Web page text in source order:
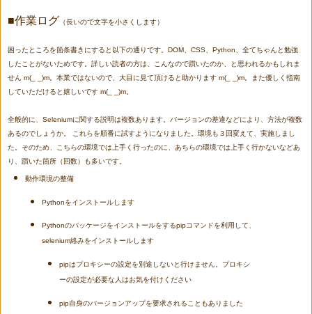
■作業ログ （長いので文字を小さくします）
困ったところを箇条書きにすると以下の通りです。DOM、CSS、Python、全てちゃんと勉強
したことがないためです。詳しい読者の方は、こんなので躓いたのか、と思われるかもしれま
せん m(_ _)m。本業ではないので、大目に見て頂けると助かります m(_ _)m 。また優しく指南
していただけると嬉しいです m(_ _)m
全般的に、Seleniumに関する説明は複数あります。バージョンの差違などにより、方法が複数
あるのでしょうか。 これらを順番に試すようになりました。環境も３回変えて、実施しまし
た。そのため、こちらの環境では上手く行ったのに、あちらの環境では上手く行かないなどあ
り、躓いた箇所（回数）も多いです。
動作環境の整備
Pythonをインストールします
Pythonのパッケージをインストールをするpipコマンドを利用して、
selenium絡みをインストールします
pipはプロキシーの設定を別途しないと行けません。プロキシ
ーの設定が必要な人はお気を付けください
pip自身のバージョンアップを要求されることもありました